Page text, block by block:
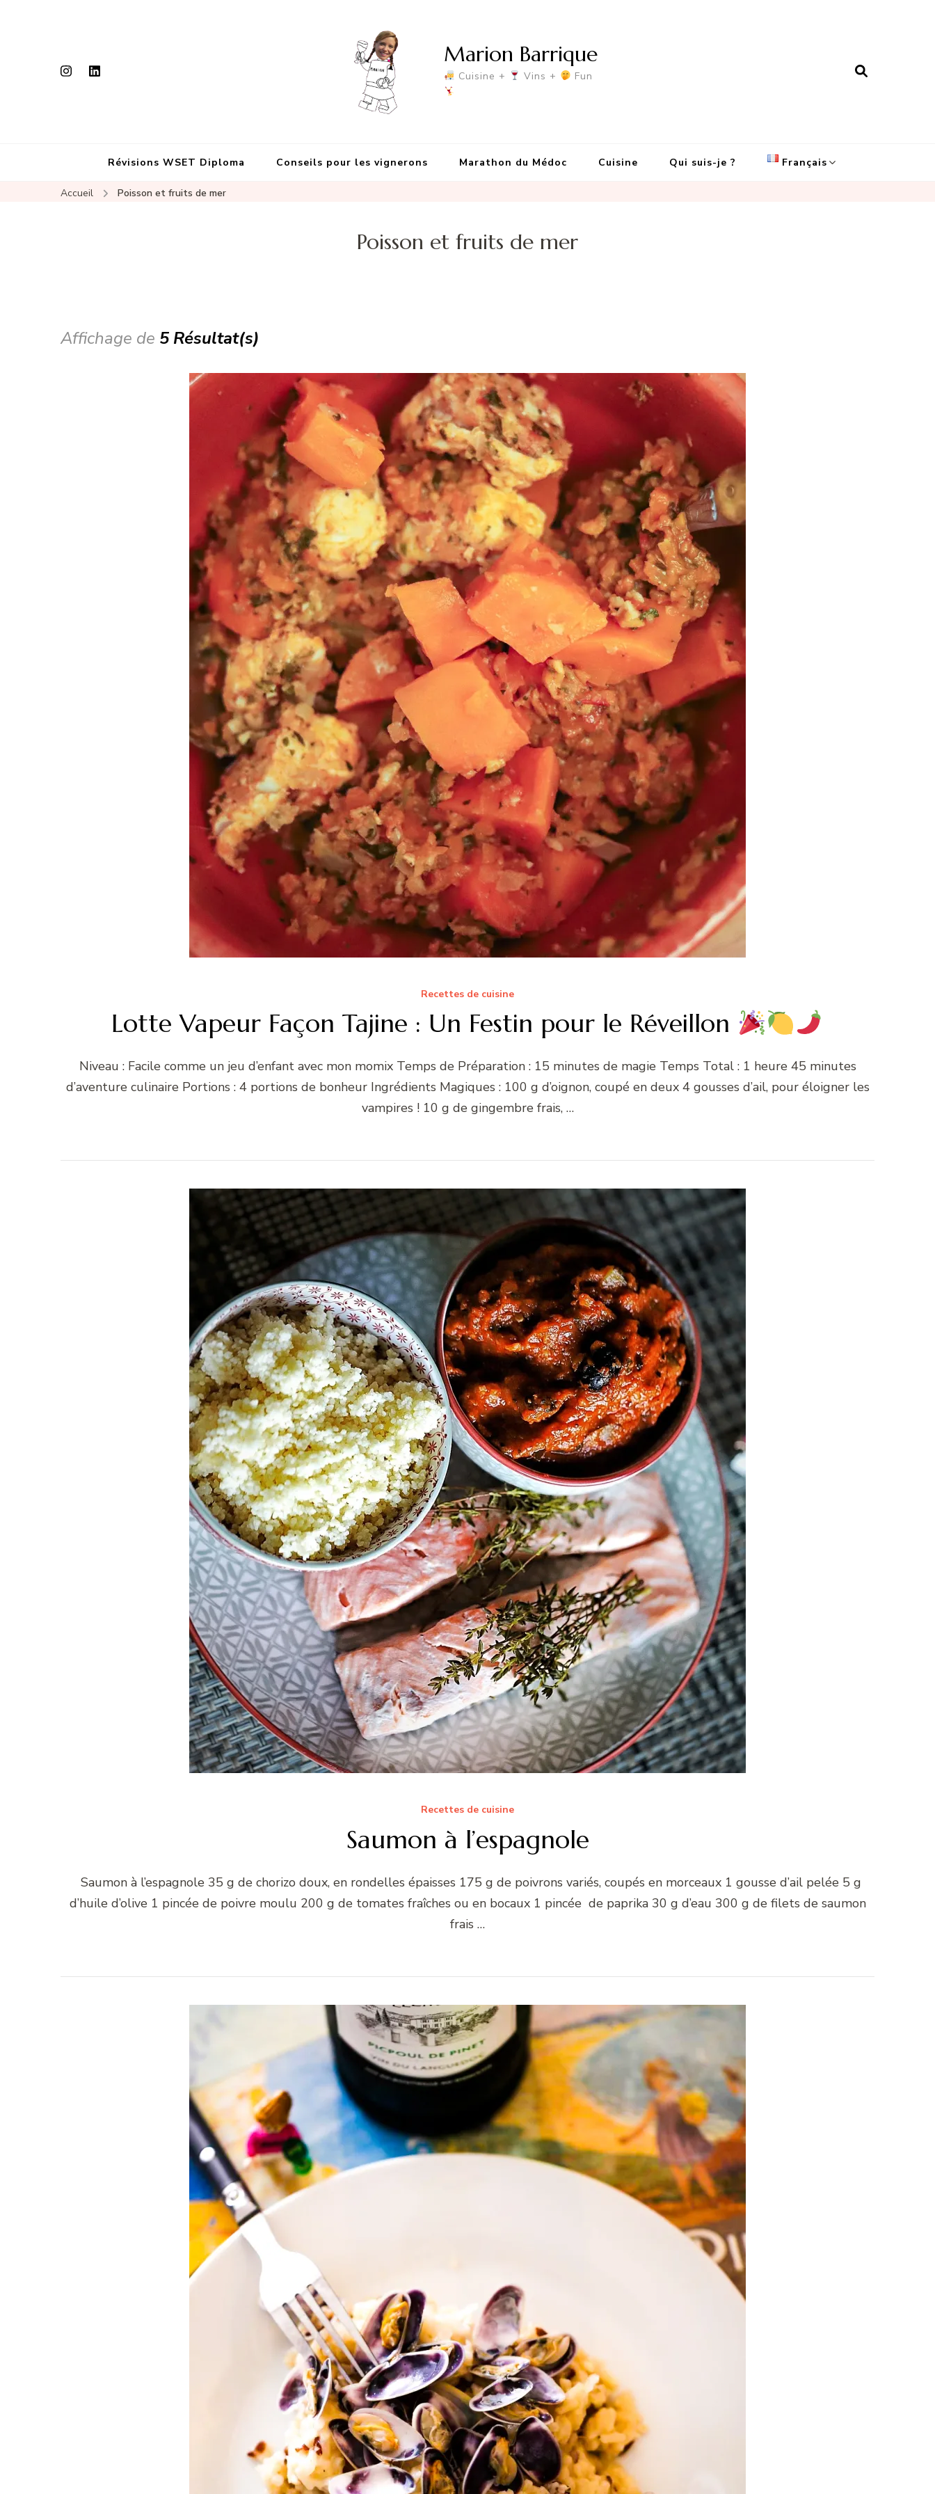
Marion Barrique
Cuisine + Vins + Fun
Révisions WSET Diploma Conseils pour les vignerons Marathon du Médoc Cuisine Qui suis-je ? Français
Accueil Poisson et fruits de mer
Poisson et fruits de mer
Affichage de 5 Résultat(s)
Recettes de cuisine
Lotte Vapeur Façon Tajine : Un Festin pour le Réveillon
Niveau : Facile comme un jeu d’enfant avec mon momix Temps de Préparation : 15 minutes de magie Temps Total : 1 heure 45 minutes
d’aventure culinaire Portions : 4 portions de bonheur Ingrédients Magiques : 100 g d’oignon, coupé en deux 4 gousses d’ail, pour éloigner les
vampires ! 10 g de gingembre frais, …
Recettes de cuisine
Saumon à l’espagnole
Saumon à l’espagnole 35 g de chorizo doux, en rondelles épaisses 175 g de poivrons variés, coupés en morceaux 1 gousse d’ail pelée 5 g
d’huile d’olive 1 pincée de poivre moulu 200 g de tomates fraîches ou en bocaux 1 pincée de paprika 30 g d’eau 300 g de filets de saumon
frais …